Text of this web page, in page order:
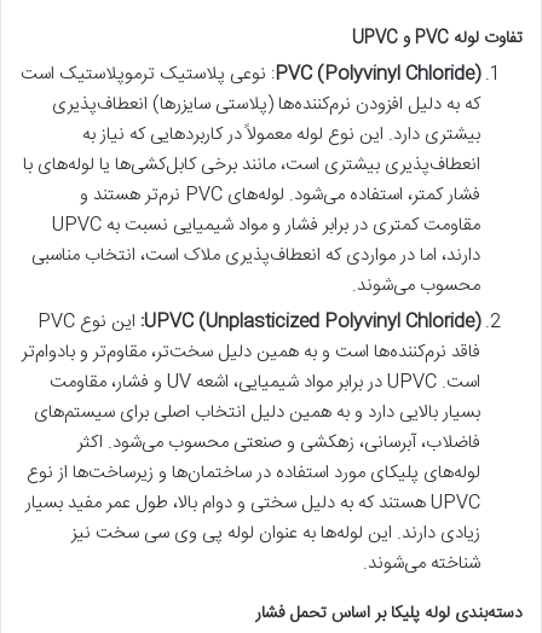
تفاوت لوله PVC و UPVC
PVC (Polyvinyl Chloride): نوعی پلاستیک ترموپلاستیک است
که به دلیل افزودن نرم‌کننده‌ها (پلاستی سایزرها) انعطاف‌پذیری
بیشتری دارد. این نوع لوله معمولاً در کاربردهایی که نیاز به
انعطاف‌پذیری بیشتری است، مانند برخی کابل‌کشی‌ها یا لوله‌های با
فشار کمتر، استفاده می‌شود. لوله‌های PVC نرم‌تر هستند و
مقاومت کمتری در برابر فشار و مواد شیمیایی نسبت به UPVC
دارند، اما در مواردی که انعطاف‌پذیری ملاک است، انتخاب مناسبی
محسوب می‌شوند.
UPVC (Unplasticized Polyvinyl Chloride):
این نوع PVC
فاقد نرم‌کننده‌ها است و به همین دلیل سخت‌تر، مقاوم‌تر و بادوام‌تر
است. UPVC در برابر مواد شیمیایی، اشعه UV و فشار، مقاومت
بسیار بالایی دارد و به همین دلیل انتخاب اصلی برای سیستم‌های
فاضلاب، آبرسانی، زهکشی و صنعتی محسوب می‌شود. اکثر
لوله‌های پلیکای مورد استفاده در ساختمان‌ها و زیرساخت‌ها از نوع
UPVC هستند که به دلیل سختی و دوام بالا، طول عمر مفید بسیار
زیادی دارند. این لوله‌ها به عنوان لوله پی وی سی سخت نیز
شناخته می‌شوند.
دسته‌بندی لوله پلیکا بر اساس تحمل فشار